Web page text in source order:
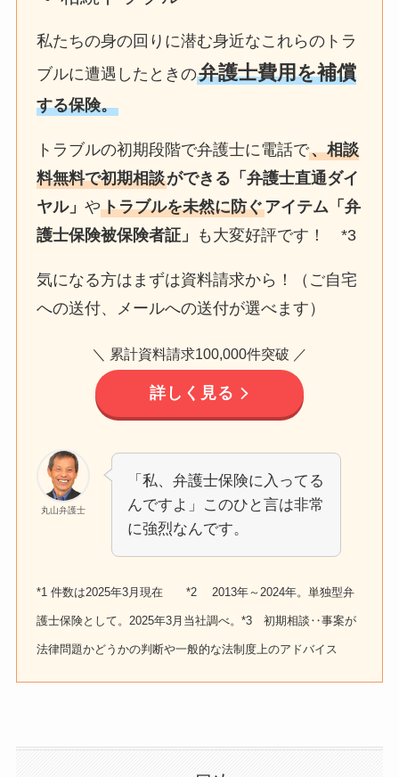
私たちの身の回りに潜む身近なこれらのトラ
ブルに遭遇したときの弁護士費用を補償
する保険。
トラブルの初期段階で弁護士に電話で、相談
料無料で初期相談ができる「弁護士直通ダイ
ヤル」やトラブルを未然に防ぐアイテム「弁
護士保険被保険者証」
も大変好評です！ *3
気になる方はまずは資料請求から！（ご自宅
への送付、メールへの送付が選べます）
＼ 累計資料請求100,000件突破 ／
詳しく見る
丸山弁護士
「私、弁護士保険に入ってる
んですよ」このひと言は非常
に強烈なんです。
*1 件数は2025年3月現在 *2 2013年～2024年。単独型弁
護士保険として。2025年3月当社調べ。*3 初期相談‥事案が
法律問題かどうかの判断や一般的な法制度上のアドバイス